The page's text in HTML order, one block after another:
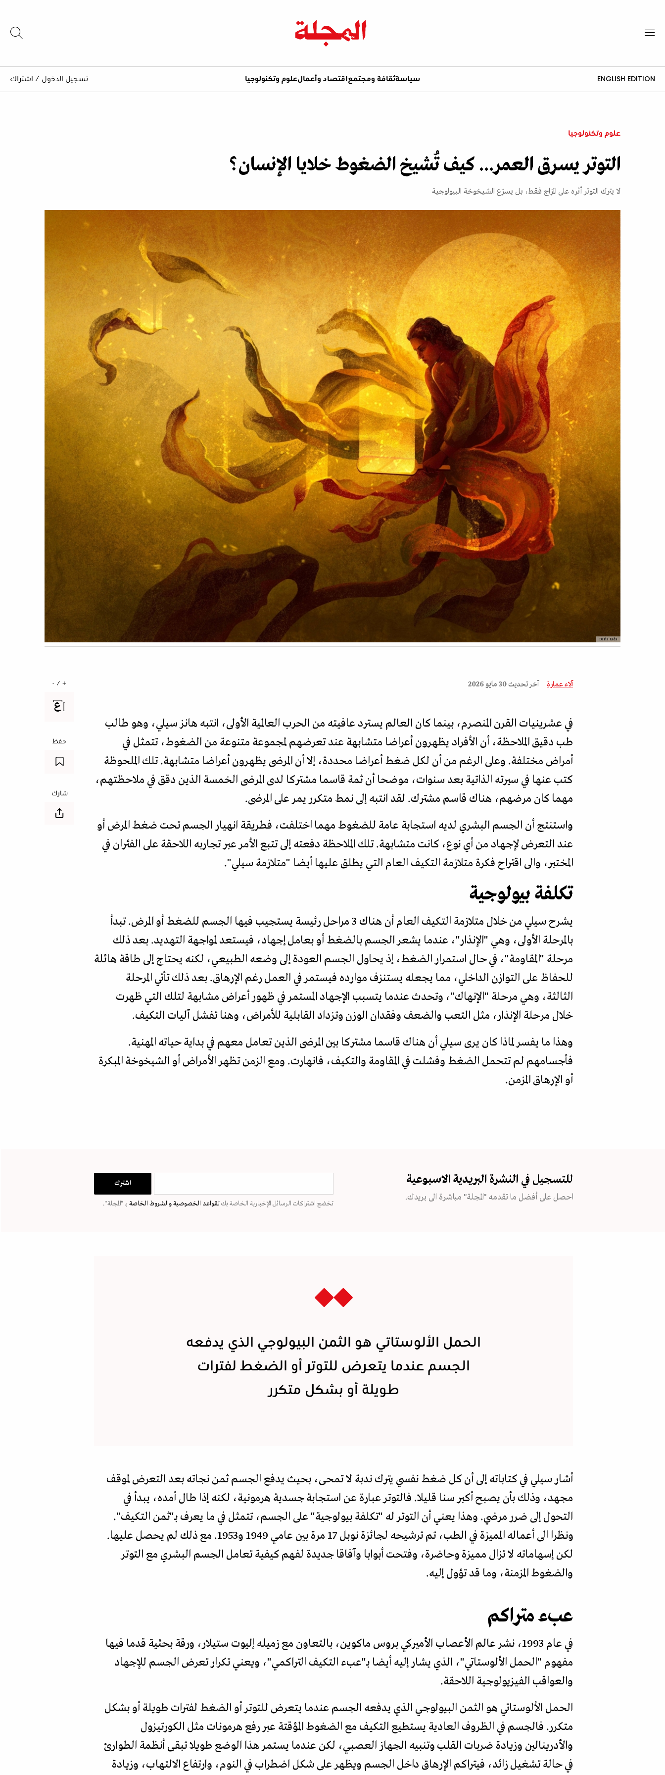
ENGLISH EDITION سياسةثقافة ومجتمع اقتصاد وأعمالعلوم وتكنولوجيا تسجيل الدخول / اشتراك
علوم وتكنولوجيا
التوتر يسرق العمر... كيف تُشيخ الضغوط خلايا الإنسان؟
لا يترك التوتر أثره على المزاج فقط، بل يسرّع الشيخوخة البيولوجية
Daria Lada
آلاء عمارة آخر تحديث 30 مايو 2026
في عشرينيات القرن المنصرم، بينما كان العالم يسترد عافيته من الحرب العالمية الأولى، انتبه هانز سيلي، وهو طالب
طب دقيق الملاحظة، أن الأفراد يظهرون أعراضا متشابهة عند تعرضهم لمجموعة متنوعة من الضغوط، تتمثل في
أمراض مختلفة. وعلى الرغم من أن لكل ضغط أعراضا محددة، إلا أن المرضى يظهرون أعراضا متشابهة. تلك الملحوظة
كتب عنها في سيرته الذاتية بعد سنوات، موضحا أن ثمة قاسما مشتركا لدى المرضى الخمسة الذين دقق في ملاحظتهم،
مهما كان مرضهم، هناك قاسم مشترك. لقد انتبه إلى نمط متكرر يمر على المرضى.
واستنتج أن الجسم البشري لديه استجابة عامة للضغوط مهما اختلفت، فطريقة انهيار الجسم تحت ضغط المرض أو
عند التعرض لإجهاد من أي نوع، كانت متشابهة. تلك الملاحظة دفعته إلى تتبع الأمر عبر تجاربه اللاحقة على الفئران في
المختبر، والى اقتراح فكرة متلازمة التكيف العام التي يطلق عليها أيضا "متلازمة سيلي".
تكلفة بيولوجية
يشرح سيلي من خلال متلازمة التكيف العام أن هناك 3 مراحل رئيسة يستجيب فيها الجسم للضغط أو المرض. تبدأ
بالمرحلة الأولى، وهي "الإنذار"، عندما يشعر الجسم بالضغط أو بعامل إجهاد، فيستعد لمواجهة التهديد. بعد ذلك
مرحلة "المقاومة"، في حال استمرار الضغط، إذ يحاول الجسم العودة إلى وضعه الطبيعي، لكنه يحتاج إلى طاقة هائلة
للحفاظ على التوازن الداخلي، مما يجعله يستنزف موارده فيستمر في العمل رغم الإرهاق. بعد ذلك تأتي المرحلة
الثالثة، وهي مرحلة "الإنهاك"، وتحدث عندما يتسبب الإجهاد المستمر في ظهور أعراض مشابهة لتلك التي ظهرت
خلال مرحلة الإنذار، مثل التعب والضعف وفقدان الوزن وتزداد القابلية للأمراض، وهنا تفشل آليات التكيف.
وهذا ما يفسر لماذا كان يرى سيلي أن هناك قاسما مشتركا بين المرضى الذين تعامل معهم في بداية حياته المهنية.
فأجسامهم لم تتحمل الضغط وفشلت في المقاومة والتكيف، فانهارت. ومع الزمن تظهر الأمراض أو الشيخوخة المبكرة
أو الإرهاق المزمن.
للتسجيل في النشرة البريدية الاسبوعية
احصل على أفضل ما تقدمه "المجلة" مباشرة الى بريدك.
تخضع اشتراكات الرسائل الإخبارية الخاصة بكلقواعد الخصوصيةوالشروط الخاصة بـ “المجلة".
الحمل الألوستاتي هو الثمن البيولوجي الذي يدفعه
الجسم عندما يتعرض للتوتر أو الضغط لفترات
طويلة أو بشكل متكرر
أشار سيلي في كتاباته إلى أن كل ضغط نفسي يترك ندبة لا تمحى، بحيث يدفع الجسم ثمن نجاته بعد التعرض لموقف
مجهد، وذلك بأن يصبح أكبر سنا قليلا. فالتوتر عبارة عن استجابة جسدية هرمونية، لكنه إذا طال أمده، يبدأ في
التحول إلى ضرر مرضي. وهذا يعني أن التوتر له "تكلفة بيولوجية" على الجسم، تتمثل في ما يعرف بـ"ثمن التكيف".
ونظرا الى أعماله المميزة في الطب، تم ترشيحه لجائزة نوبل 17 مرة بين عامي 1949 و1953. مع ذلك لم يحصل عليها.
لكن إسهاماته لا تزال مميزة وحاضرة، وفتحت أبوابا وآفاقا جديدة لفهم كيفية تعامل الجسم البشري مع التوتر
والضغوط المزمنة، وما قد تؤول إليه.
عبء متراكم
في عام 1993، نشر عالم الأعصاب الأميركي بروس ماكوين، بالتعاون مع زميله إليوت ستيلار، ورقة بحثية قدما فيها
مفهوم "الحمل الألوستاتي"، الذي يشار إليه أيضا بـ"عبء التكيف التراكمي"، ويعني تكرار تعرض الجسم للإجهاد
والعواقب الفيزيولوجية اللاحقة.
الحمل الألوستاتي هو الثمن البيولوجي الذي يدفعه الجسم عندما يتعرض للتوتر أو الضغط لفترات طويلة أو بشكل
متكرر. فالجسم في الظروف العادية يستطيع التكيف مع الضغوط المؤقتة عبر رفع هرمونات مثل الكورتيزول
والأدرينالين وزيادة ضربات القلب وتنبيه الجهاز العصبي، لكن عندما يستمر هذا الوضع طويلا تبقى أنظمة الطوارئ
في حالة تشغيل زائد، فيتراكم الإرهاق داخل الجسم ويظهر على شكل اضطراب في النوم، وارتفاع الالتهاب، وزيادة
+ / -
حفظ
شارك